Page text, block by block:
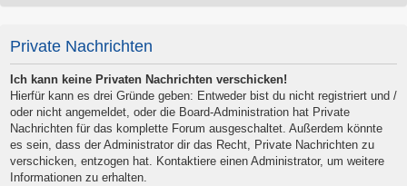
Private Nachrichten
Ich kann keine Privaten Nachrichten verschicken!
Hierfür kann es drei Gründe geben: Entweder bist du nicht registriert und /
oder nicht angemeldet, oder die Board-Administration hat Private
Nachrichten für das komplette Forum ausgeschaltet. Außerdem könnte
es sein, dass der Administrator dir das Recht, Private Nachrichten zu
verschicken, entzogen hat. Kontaktiere einen Administrator, um weitere
Informationen zu erhalten.